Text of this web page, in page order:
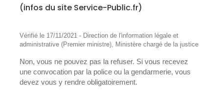
(infos du site Service-Public.fr)
Vérifié le 17/11/2021 - Direction de l'information légale et
administrative (Premier ministre), Ministère chargé de la justice
Non, vous ne pouvez pas la refuser. Si vous recevez
une convocation par la police ou la gendarmerie, vous
devez vous y rendre obligatoirement.